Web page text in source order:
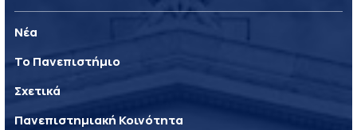
Νέα
Το Πανεπιστήμιο
Σχετικά
Πανεπιστημιακή Κοινότητα